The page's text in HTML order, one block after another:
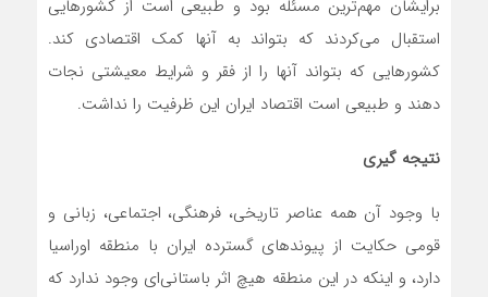
برایشان مهم‌ترین مسئله بود و طبیعی است از کشورهایی
استقبال می‌کردند که بتواند به آنها کمک اقتصادی کند.
کشورهایی که بتواند آنها را از فقر و شرایط معیشتی نجات
دهند و طبیعی است اقتصاد ایران این ظرفیت را نداشت.
نتیجه گیری
با وجود آن همه عناصر تاریخی، فرهنگی، اجتماعی، زبانی و
قومی حکایت از پیوندهای گسترده ایران با منطقه اوراسیا
دارد، و اینکه در این منطقه هیچ اثر باستانی‌ای وجود ندارد که